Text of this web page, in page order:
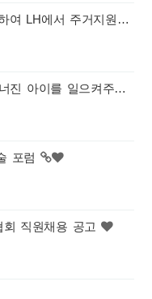
[전북코바]범죄피해와 관련하여 LH에서 주거지원을 해드립니다.
[모금 종료]무차별 범죄, 무너진 아이를 일으켜주세요!
포럼
직원채용 공고